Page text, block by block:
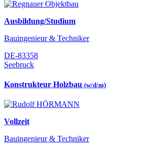
Ausbildung/Studium
Bauingenieur & Techniker
DE-83358
Seebruck
Konstrukteur Holzbau (w/d/m)
Vollzeit
Bauingenieur & Techniker